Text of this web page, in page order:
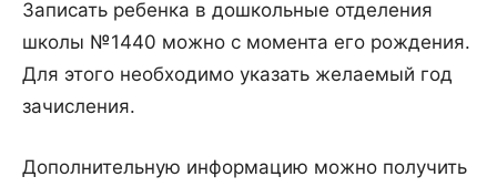
Записать ребенка в дошкольные отделения
школы №1440 можно с момента его рождения.
Для этого необходимо указать желаемый год
зачисления.
Дополнительную информацию можно получить